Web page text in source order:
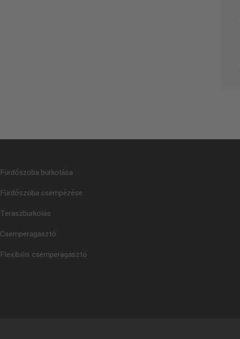
Fürdőszoba burkolása
Fürdőszoba csempézése
Teraszburkolás
Csemperagasztó
Flexibilis csemperagasztó